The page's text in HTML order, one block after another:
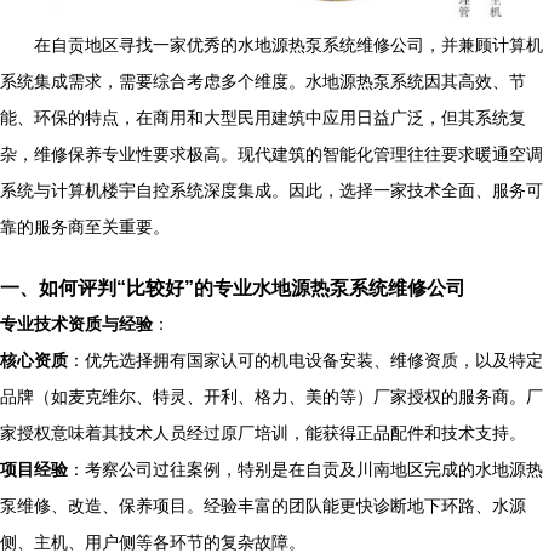
在自贡地区寻找一家优秀的水地源热泵系统维修公司，并兼顾计算机
系统集成需求，需要综合考虑多个维度。水地源热泵系统因其高效、节
能、环保的特点，在商用和大型民用建筑中应用日益广泛，但其系统复
杂，维修保养专业性要求极高。现代建筑的智能化管理往往要求暖通空调
系统与计算机楼宇自控系统深度集成。因此，选择一家技术全面、服务可
靠的服务商至关重要。
一、如何评判“比较好”的专业水地源热泵系统维修公司
专业技术资质与经验 ：
核心资质 ：优先选择拥有国家认可的机电设备安装、维修资质，以及特定
品牌（如麦克维尔、特灵、开利、格力、美的等）厂家授权的服务商。厂
家授权意味着其技术人员经过原厂培训，能获得正品配件和技术支持。
项目经验 ：考察公司过往案例，特别是在自贡及川南地区完成的水地源热
泵维修、改造、保养项目。经验丰富的团队能更快诊断地下环路、水源
侧、主机、用户侧等各环节的复杂故障。